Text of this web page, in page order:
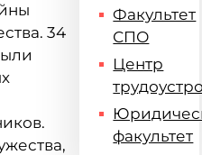
34
Факультет
СПО
Центр
факультет